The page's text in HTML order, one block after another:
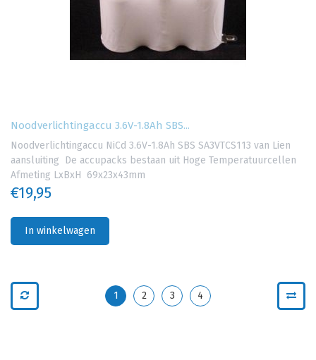
Noodverlichtingaccu 3.6V-1.8Ah SBS...
Noodverlichtingaccu NiCd 3.6V-1.8Ah SBS SA3VTCS113 van Lien
aansluiting De accupacks bestaan uit Hoge Temperatuurcellen
Afmeting LxBxH 69x23x43mm
€19,95
In winkelwagen
1 2 3 4